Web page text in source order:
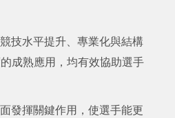
技水平提升、專業化與結構
成熟應用，均有效協助選手
發揮關鍵作用，使選手能更